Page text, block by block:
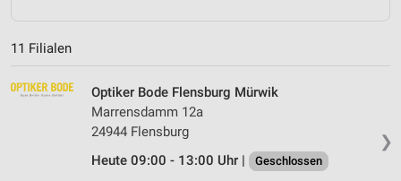
11 Filialen
❯
Optiker Bode Flensburg Mürwik
Marrensdamm 12a
24944 Flensburg
Heute 09:00 - 13:00 Uhr |
Geschlossen